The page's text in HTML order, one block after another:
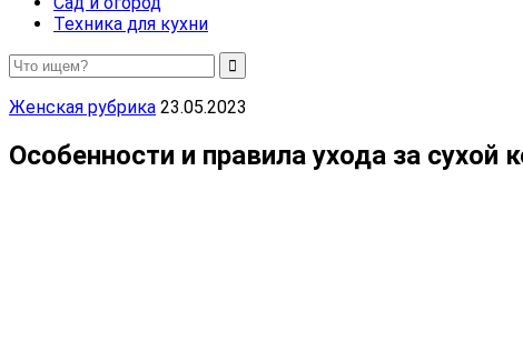
Техника для кухни
Женская рубрика 23.05.2023
Особенности и правила ухода за сухой